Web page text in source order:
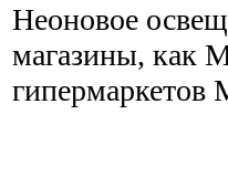
Неоновое
магазины, как
гипермаркетов